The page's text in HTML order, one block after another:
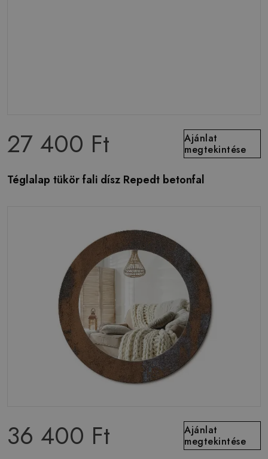
27 400 Ft
Ajánlat
megtekintése
Téglalap tükör fali dísz Repedt betonfal
36 400 Ft
Ajánlat
megtekintése